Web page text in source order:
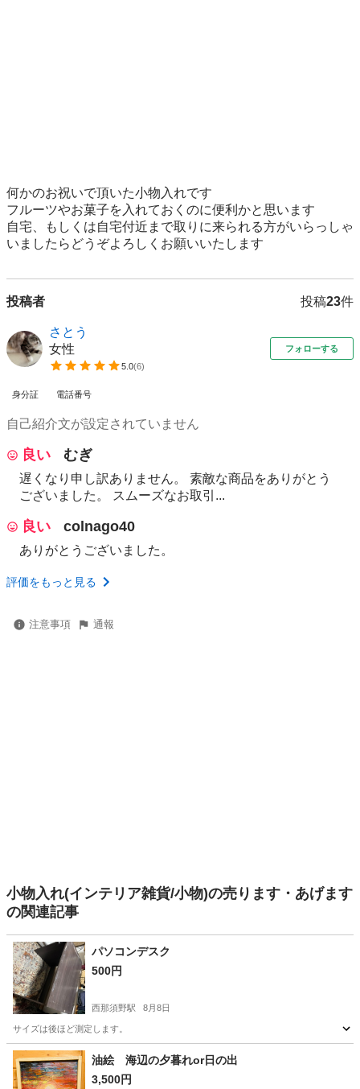
何かのお祝いで頂いた小物入れです
フルーツやお菓子を入れておくのに便利かと思います
自宅、もしくは自宅付近まで取りに来られる方がいらっしゃ
いましたらどうぞよろしくお願いいたします
投稿者 投稿23件
さとう
女性
5.0(6)
フォローする
身分証 電話番号
自己紹介文が設定されていません
良い むぎ
遅くなり申し訳ありません。 素敵な商品をありがとう
ございました。 スムーズなお取引...
良い colnago40
ありがとうございました。
評価をもっと見る
注意事項 通報
小物入れ(インテリア雑貨/小物)の売ります・あげます
の関連記事
パソコンデスク
500円
西那須野駅 8月8日
サイズは後ほど測定します。
栃木 那須塩原市 西那須野駅 テーブル
油絵 海辺の夕暮れor日の出
3,500円